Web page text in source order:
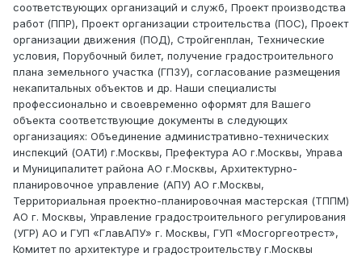
соответствующих организаций и служб, Проект производства
работ (ППР), Проект организации строительства (ПОС), Проект
организации движения (ПОД), Стройгенплан, Технические
условия, Порубочный билет, получение градостроительного
плана земельного участка (ГПЗУ), согласование размещения
некапитальных объектов и др. Наши специалисты
профессионально и своевременно оформят для Вашего
объекта соответствующие документы в следующих
организациях: Объединение административно-технических
инспекций (ОАТИ) г.Москвы, Префектура АО г.Москвы, Управа
и Муниципалитет района АО г.Москвы, Архитектурно-
планировочное управление (АПУ) АО г.Москвы,
Территориальная проектно-планировочная мастерская (ТППМ)
АО г. Москвы, Управление градостроительного регулирования
(УГР) АО и ГУП «ГлавАПУ» г. Москвы, ГУП «Мосгоргеотрест»,
Комитет по архитектуре и градостроительству г.Москвы